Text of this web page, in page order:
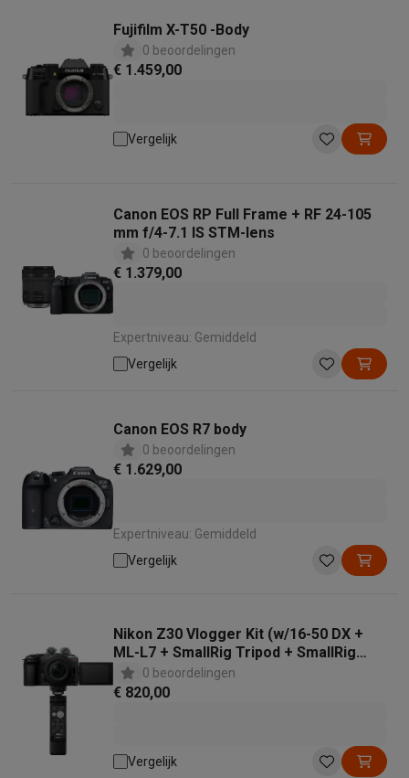
Fujifilm X-T50 -Body
0 beoordelingen
€ 1.459,00
Vergelijk
Canon EOS RP Full Frame + RF 24-105
mm f/4-7.1 IS STM-lens
0 beoordelingen
€ 1.379,00
Expertniveau: Gemiddeld
Vergelijk
Canon EOS R7 body
0 beoordelingen
€ 1.629,00
Expertniveau: Gemiddeld
Vergelijk
Nikon Z30 Vlogger Kit (w/16-50 DX +
ML-L7 + SmallRig Tripod + SmallRig
Wind Muff)
0 beoordelingen
€ 820,00
Vergelijk